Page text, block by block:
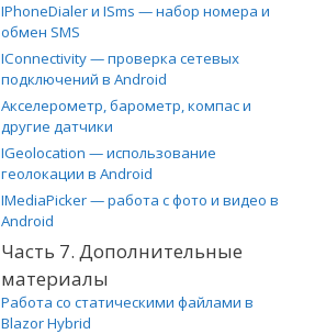
IPhoneDialer и ISms — набор номера и
обмен SMS
IConnectivity — проверка сетевых
подключений в Android
Акселерометр, барометр, компас и
другие датчики
IGeolocation — использование
геолокации в Android
IMediaPicker — работа с фото и видео в
Android
Часть 7. Дополнительные
материалы
Работа со статическими файлами в
Blazor Hybrid